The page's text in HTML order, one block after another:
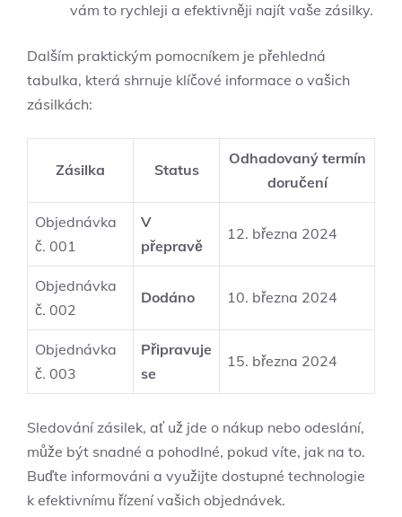
vám to rychleji a efektivněji najít vaše zásilky.
Dalším praktickým pomocníkem je přehledná
tabulka, která shrnuje klíčové informace o vašich
zásilkách:
Zásilka Status
Odhadovaný termín
doručení
Objednávka
č. 001
V
přepravě
12. března 2024
Objednávka
č. 002
Dodáno 10. března 2024
Objednávka
č. 003
Připravuje
se
15. března 2024
Sledování zásilek, ať už jde o nákup nebo odeslání,
může být snadné a pohodlné, pokud víte, jak na to.
Buďte informováni a využijte dostupné technologie
k efektivnímu řízení vašich objednávek.